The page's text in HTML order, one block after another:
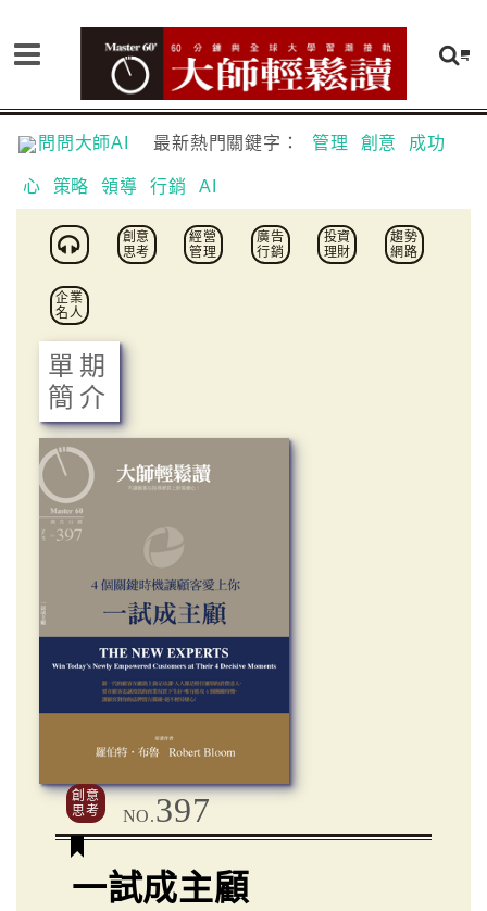
問問大師AI 最新熱門關鍵字： 管理 創意 成功
心 策略 領導 行銷 AI
創意
思考
經營
管理
廣告
行銷
投資
理財
趨勢
網路
企業
名人
單期
簡介
創意
思考
NO.397
一試成主顧